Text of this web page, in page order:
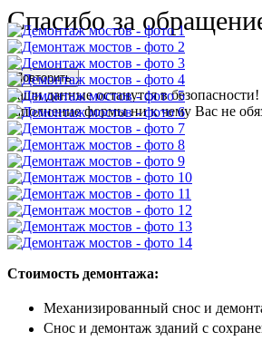
Спасибо за
Повторить
Ваши данные останутся в
Заполнение формы ни к чему Вас не
Стоимость демонтажа:
Механизированный снос и
Снос и демонтаж зданий с